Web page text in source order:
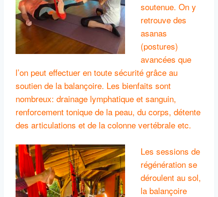
soutenue. On y
retrouve des
asanas
(postures)
avancées que
l’on peut effectuer en toute sécurité grâce au
soutien de la balançoire. Les bienfaits sont
nombreux: drainage lymphatique et sanguin,
renforcement tonique de la peau, du corps, détente
des articulations et de la colonne vertébrale etc.
Les sessions de
régénération se
déroulent au sol,
la balançoire